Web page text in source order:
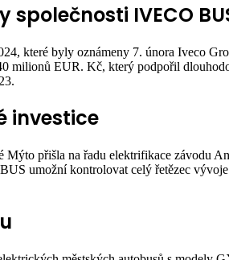
společnosti IVECO
které byly oznámeny 7. února Iveco
milionů EUR. Kč, který podpořil
investice
Mýto přišla na řadu elektrifikace závodu
umožní kontrolovat celý řetězec